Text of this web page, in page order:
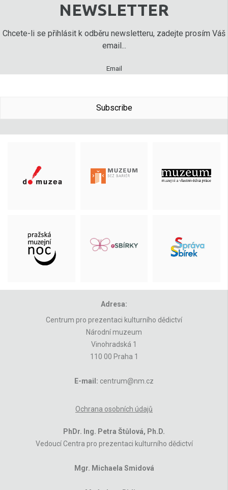
NEWSLETTER
Chcete-li se přihlásit k odběru newsletteru, zadejte prosím Váš
email...
Email
Subscribe
Adresa:
Centrum pro prezentaci kulturního dědictví
Národní muzeum
Vinohradská 1
110 00 Praha 1
E-mail: centrum@nm.cz
Ochrana osobních údajů
PhDr. Ing. Petra Štůlová, Ph.D.
Vedoucí Centra pro prezentaci kulturního dědictví
Mgr. Michaela Smidová